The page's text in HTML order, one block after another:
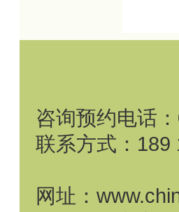
咨询预约电话
联系方式：189
网址：